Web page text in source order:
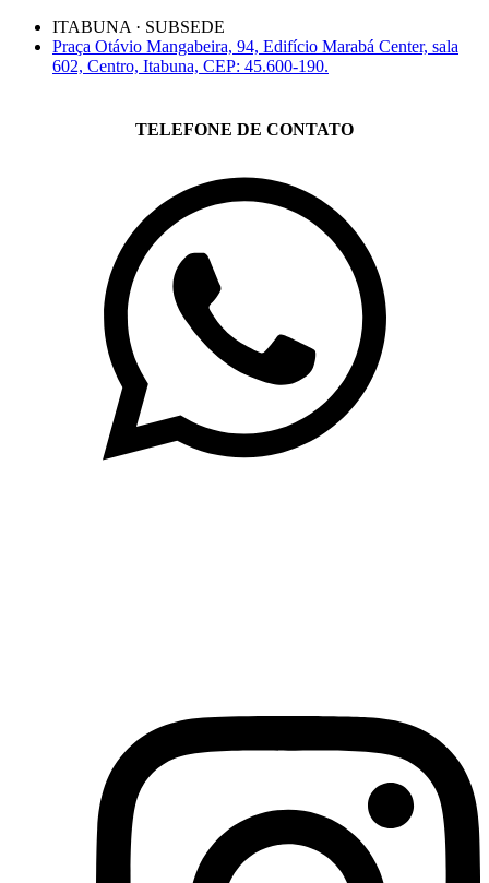
ITABUNA · SUBSEDE
Praça Otávio Mangabeira, 94, Edifício Marabá Center, sala
602, Centro, Itabuna, CEP: 45.600-190.
TELEFONE DE CONTATO